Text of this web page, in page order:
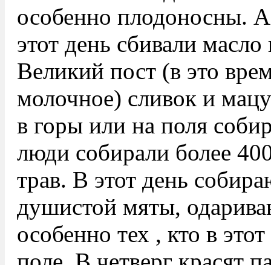
особенно плодоносны.
этот день сбивали
Великий пост (в это
молочное) сливок и
в горы или на поля
люди собирали более
трав. В этот день
душистой мяты,
особенно тех , кто в